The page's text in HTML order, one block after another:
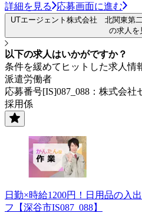
詳細を見る 応募画面に進む
UTエージェント株式会社 北関東第
の求人を
以下の求人はいかがですか？
条件を緩めてヒットした求人情
派遣労働者
応募番号[IS]087_088：株式会
採用係
日勤×時給1200円！日用品の入
フ【深谷市IS087_088】